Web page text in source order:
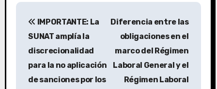
IMPORTANTE: La
SUNAT amplía la
discrecionalidad
para la no aplicación
de sanciones por los
Diferencia entre las
obligaciones en el
marco del Régimen
Laboral General y el
Régimen Laboral